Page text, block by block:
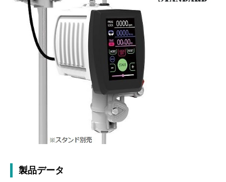
製品データ